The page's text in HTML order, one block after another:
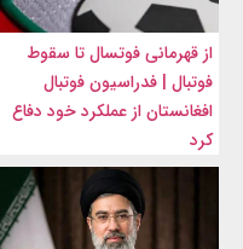
از قهرمانی فوتسال تا سقوط
فوتبال | فدراسیون فوتبال
افغانستان از عملکرد خود دفاع
کرد